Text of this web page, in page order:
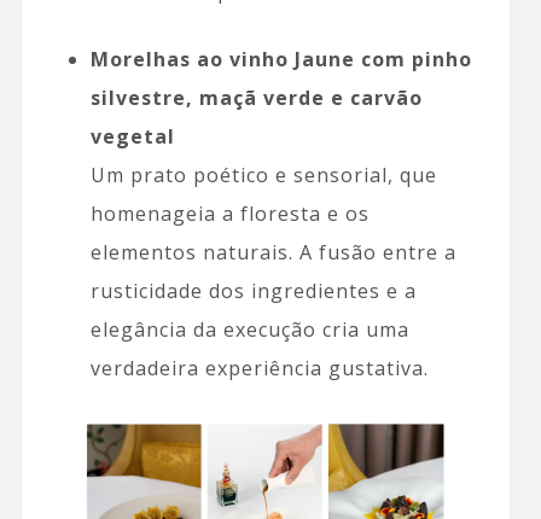
Morelhas ao vinho Jaune com pinho
silvestre, maçã verde e carvão
vegetal
Um prato poético e sensorial, que
homenageia a floresta e os
elementos naturais. A fusão entre a
rusticidade dos ingredientes e a
elegância da execução cria uma
verdadeira experiência gustativa.